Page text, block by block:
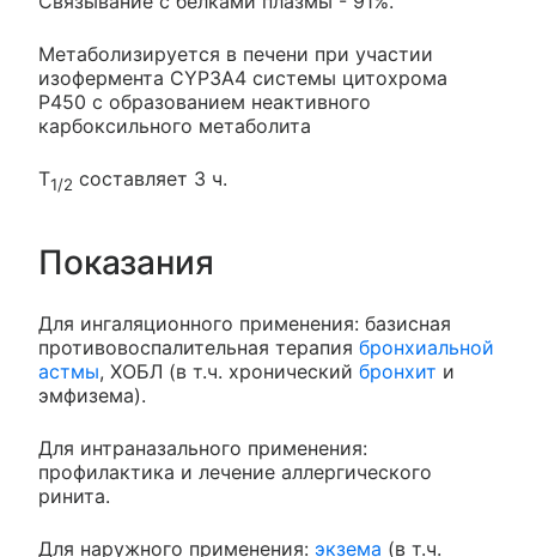
Метаболизируется в печени при участии
изофермента CYP3A4 системы цитохрома
Р450 с образованием неактивного
карбоксильного метаболита
T1/2 составляет 3 ч.
Показания
Для ингаляционного применения: базисная
противовоспалительная терапия бронхиальной
астмы, ХОБЛ (в т.ч. хронический бронхит и
эмфизема).
Для интраназального применения:
профилактика и лечение аллергического
ринита.
Для наружного применения: экзема (в т.ч.